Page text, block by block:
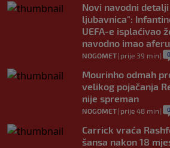
Novi navodni
ljubavnica":
UEFA-e isplaćivao
navodno imao
NOGOMET| prije 39 min | 0
Mourinho odmah
velikog pojačanja
nije spreman
NOGOMET| prije 48 min | 0
Carrick vraća
šansa nakon 18